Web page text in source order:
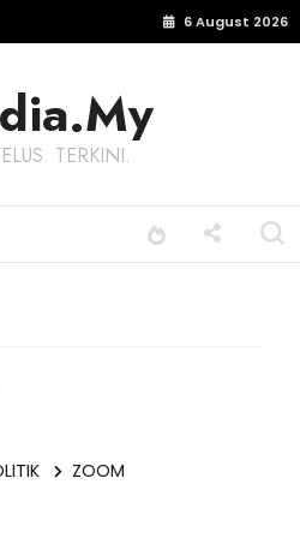
6 August 2026
TERKINI.
ZOOM